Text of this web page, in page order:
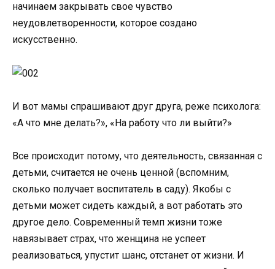
начинаем закрывать свое чувство
неудовлетворенности, которое создано
искусственно.
И вот мамы спрашивают друг друга, реже психолога:
«А что мне делать?», «На работу что ли выйти?»
Все происходит потому, что деятельность, связанная с
детьми, считается не очень ценной (вспомним,
сколько получает воспитатель в саду). Якобы с
детьми может сидеть каждый, а вот работать это
другое дело. Современный темп жизни тоже
навязывает страх, что женщина не успеет
реализоваться, упустит шанс, отстанет от жизни. И